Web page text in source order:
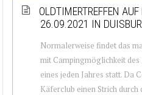
OLDTIMERTREFFEN
26.09.2021 IN
Normalerweise findet das
mit Campingmöglichkeit
eines jeden Jahres statt. Da
Käferclub einen Strich durch